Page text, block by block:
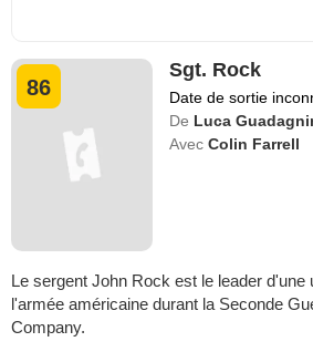
86
Sgt. Rock
Date de sortie
De Luca
Avec Colin Farrell
Le sergent John Rock est le leader d'une
l'armée américaine durant la Seconde
Company.